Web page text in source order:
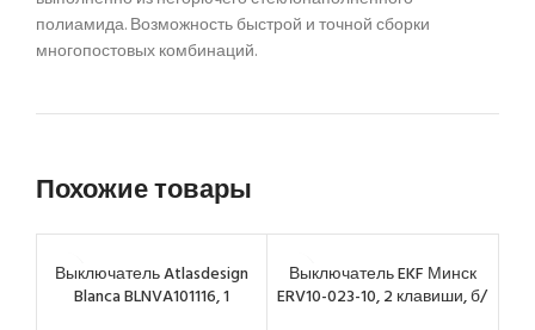
полиамида. Возможность быстрой и точной сборки
многопостовых комбинаций.
Похожие товары
Выключатель Atlasdesign
Blanca BLNVA101116, 1
Выключатель EKF Минск
ERV10-023-10, 2 клавиши, б/